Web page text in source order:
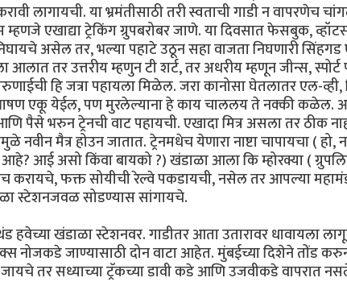
लागायची. या भ्रमंतीसाठी तरी स्वताची गाडी न वापरणेच
एखाद्या ट्रेकिंग ग्रुपबरोबर जाणे. या दिवसात फेसबुक,
असेल तर, भल्या पहाटे उठून सहा वाजता निघणारी सिंहगड
आलात तर उत्तरीय म्हणुन टी शर्ट, तर अधरीय म्हणून जीन्स, स्पोर्ट
हि जत्रा पहायला मिळेल. जरा कानोसा घेतलातर एल-
एकू येईल, पण मुरलेल्याना हे काय चाललय ते नक्की कळेल.
पैसे भरुन ट्रेनची वाट पहायची. एखादा मित्र असला तर ठीक
नवीन मैत्र होउन जातात. ट्रेनमधेच येणारा नाष्टा चापायचा ( हो,
आई असो किंवा बायको ?) खंडाळा आला कि म्होरक्या (
करायचे, फक्त सोयीची रेल्वे पकडायची, नसेल तर आपल्या
स्टेशनजवळ सोडण्यास सांगायचे.
खंडाळा स्टेशनवर. गाडीतर आता उतारावर धावायला
नोजकडे जाण्यासाठी दोन वाटा आहेत. मुंबईच्या दिशेने तोंड करुन
तर सध्याच्या ट्रॅकच्या डावी कडे आणि उजवीकडे वापरात